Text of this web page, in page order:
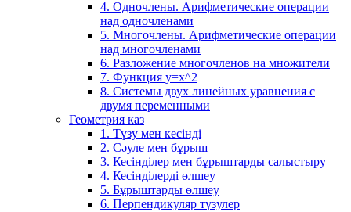
4. Одночлены. Арифметические операции
над одночленами
5. Многочлены. Арифметические операции
над многочленами
6. Разложение многочленов на множители
7. Функция y=x^2
8. Системы двух линейных уравнения с
двумя переменными
Геометрия каз
1. Түзу мен кесінді
2. Сәуле мен бұрыш
3. Кесінділер мен бұрыштарды салыстыру
4. Кесінділерді өлшеу
5. Бұрыштарды өлшеу
6. Перпендикуляр түзулер